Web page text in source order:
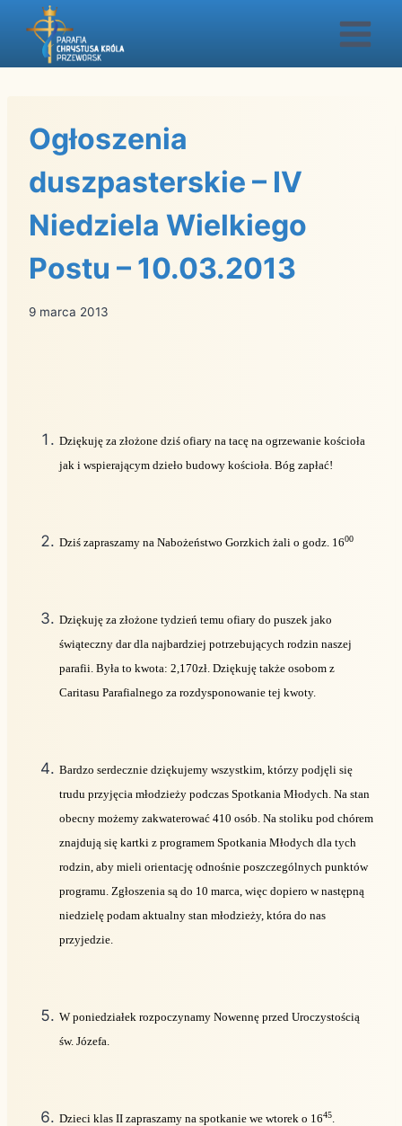
Przejdź
Ogłoszenia
duszpasterskie – IV
Niedziela Wielkiego
Postu – 10.03.2013
9 marca 2013
Dziękuję za złożone dziś ofiary na tacę na ogrzewanie kościoła
jak i wspierającym dzieło budowy kościoła. Bóg zapłać!
Dziś zapraszamy na Nabożeństwo Gorzkich żali o godz. 1600
Dziękuję za złożone tydzień temu ofiary do puszek jako
świąteczny dar dla najbardziej potrzebujących rodzin naszej
parafii. Była to kwota: 2,170zł. Dziękuję także osobom z
Caritasu Parafialnego za rozdysponowanie tej kwoty.
Bardzo serdecznie dziękujemy wszystkim, którzy podjęli się
trudu przyjęcia młodzieży podczas Spotkania Młodych. Na stan
obecny możemy zakwaterować 410 osób. Na stoliku pod chórem
znajdują się kartki z programem Spotkania Młodych dla tych
rodzin, aby mieli orientację odnośnie poszczególnych punktów
programu. Zgłoszenia są do 10 marca, więc dopiero w następną
niedzielę podam aktualny stan młodzieży, która do nas
przyjedzie.
W poniedziałek rozpoczynamy Nowennę przed Uroczystością
św. Józefa.
Dzieci klas II zapraszamy na spotkanie we wtorek o 1645